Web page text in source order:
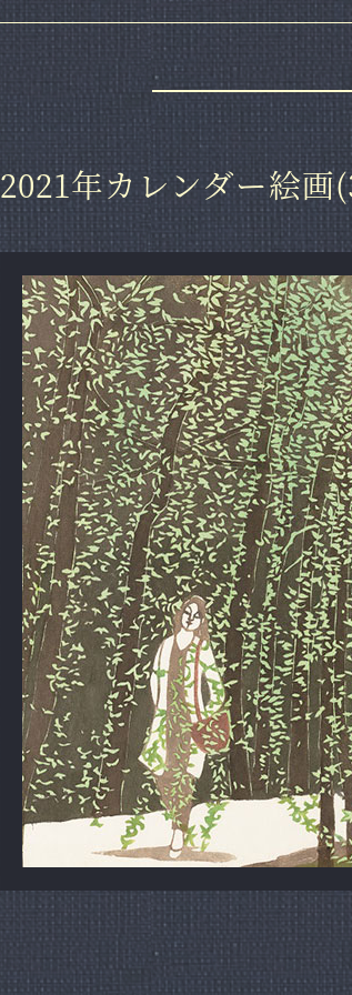
2021年カレンダー絵画